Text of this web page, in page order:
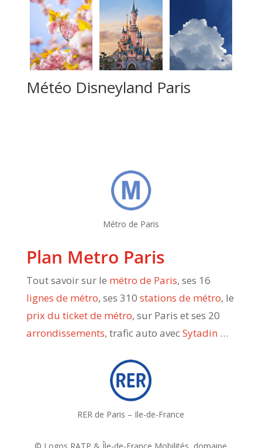
Météo Disneyland Paris
Métro de Paris
Plan Metro Paris
Tout savoir sur le métro de Paris, ses 16
lignes de métro, ses 310 stations de métro, le
prix du ticket de métro, sur Paris et ses 20
arrondissements, trafic auto avec Sytadin …
RER de Paris – Ile-de-France
© Logos RATP & Île-de-France Mobilités, domaine